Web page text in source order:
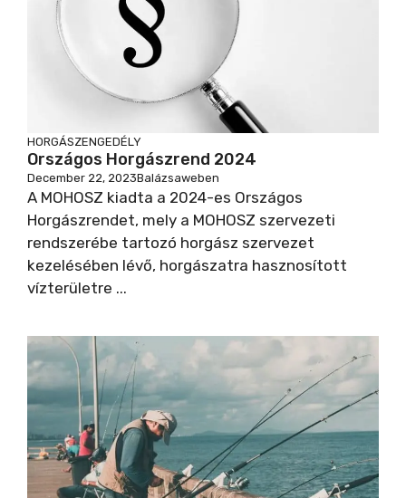
d
e
o
HORGÁSZENGEDÉLY
Országos Horgászrend 2024
December 22, 2023Balázsaweben
A MOHOSZ kiadta a 2024-es Országos
Horgászrendet, mely a MOHOSZ szervezeti
rendszerébe tartozó horgász szervezet
kezelésében lévő, horgászatra hasznosított
vízterületre ...